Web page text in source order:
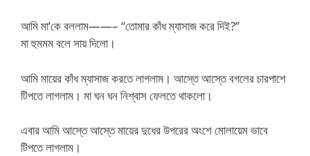
আমি মা’কে বললাম——– “তোমার কাঁধ ম্যাসাজ করে দিই?”
মা হুমমম বলে সায় দিলো।
আমি মায়ের কাঁধ ম্যাসাজ করতে লাগলাম। আস্তে আস্তে বগলের চারপাশে
টিপতে লাগলাম। মা ঘন ঘন নিশ্বাস ফেলতে থাকলো।
এবার আমি আস্তে আস্তে মায়ের দুধের উপরের অংশে মোলায়েম ভাবে
টিপতে লাগলাম।